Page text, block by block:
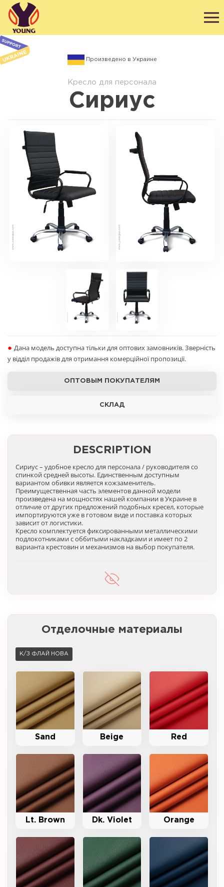
Произведено в Украине
Кресло для персонала
Сириус
● Дана модель доступна тільки для оптових замовників. Зверність
у відділ продажів для отримання комерційної пропозиції.
ОПТОВЫМ ПОКУПАТЕЛЯМ
СКЛАД
DESCRIPTION
Сириус – удобное кресло для персонала / руководителя со
спинкой средней высоты. Единственным доступным
вариантом обивки является кожзаменитель.
Преимущественная часть элементов данной модели
произведена на мощностях нашей компании в Украине в
отличие от других предложений подобных кресел, которые
импортируются уже в готовом виде и поставка которых
зависит от логистики.
Кресло комплектуется фиксированными металлическими
подлокотниками с оббитыми накладками и имеет по 2
варианта крестовин и механизмов на выбор покупателя.
Отделочные материалы
К/З ФЛАЙ НОВА
Sand Beige Red
Lt. Brown Dk. Violet Orange